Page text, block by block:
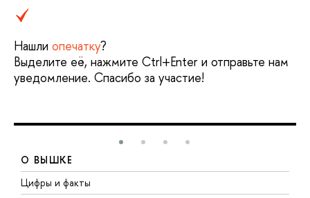
Нашли опечатку?
Выделите её, нажмите Ctrl+Enter и отправьте нам
уведомление. Спасибо за участие!
О ВЫШКЕ
Цифры и факты